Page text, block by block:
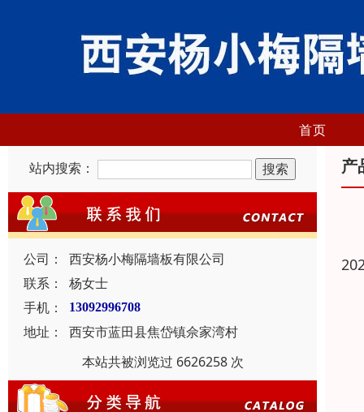
首页
站内搜索：
公司：
西安杨小梅隔墙板有限公司
联系：
杨女士
手机：
13092996708
地址：
西安市蓝田县焦岱镇佘家湾村
本站共被浏览过 6626258 次
产